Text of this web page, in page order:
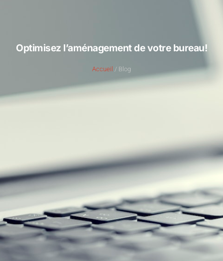
Optimisez l’aménagement de votre bureau!
Accueil / Blog